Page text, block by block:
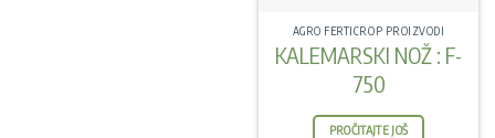
AGRO FERTICROP PROIZVODI
KALEMARSKI NOŽ : F-
750
PROČITAJTE JOŠ